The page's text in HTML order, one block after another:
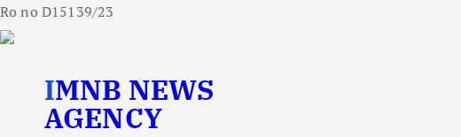
Ro no D15139/23
IMNB NEWS
AGENCY